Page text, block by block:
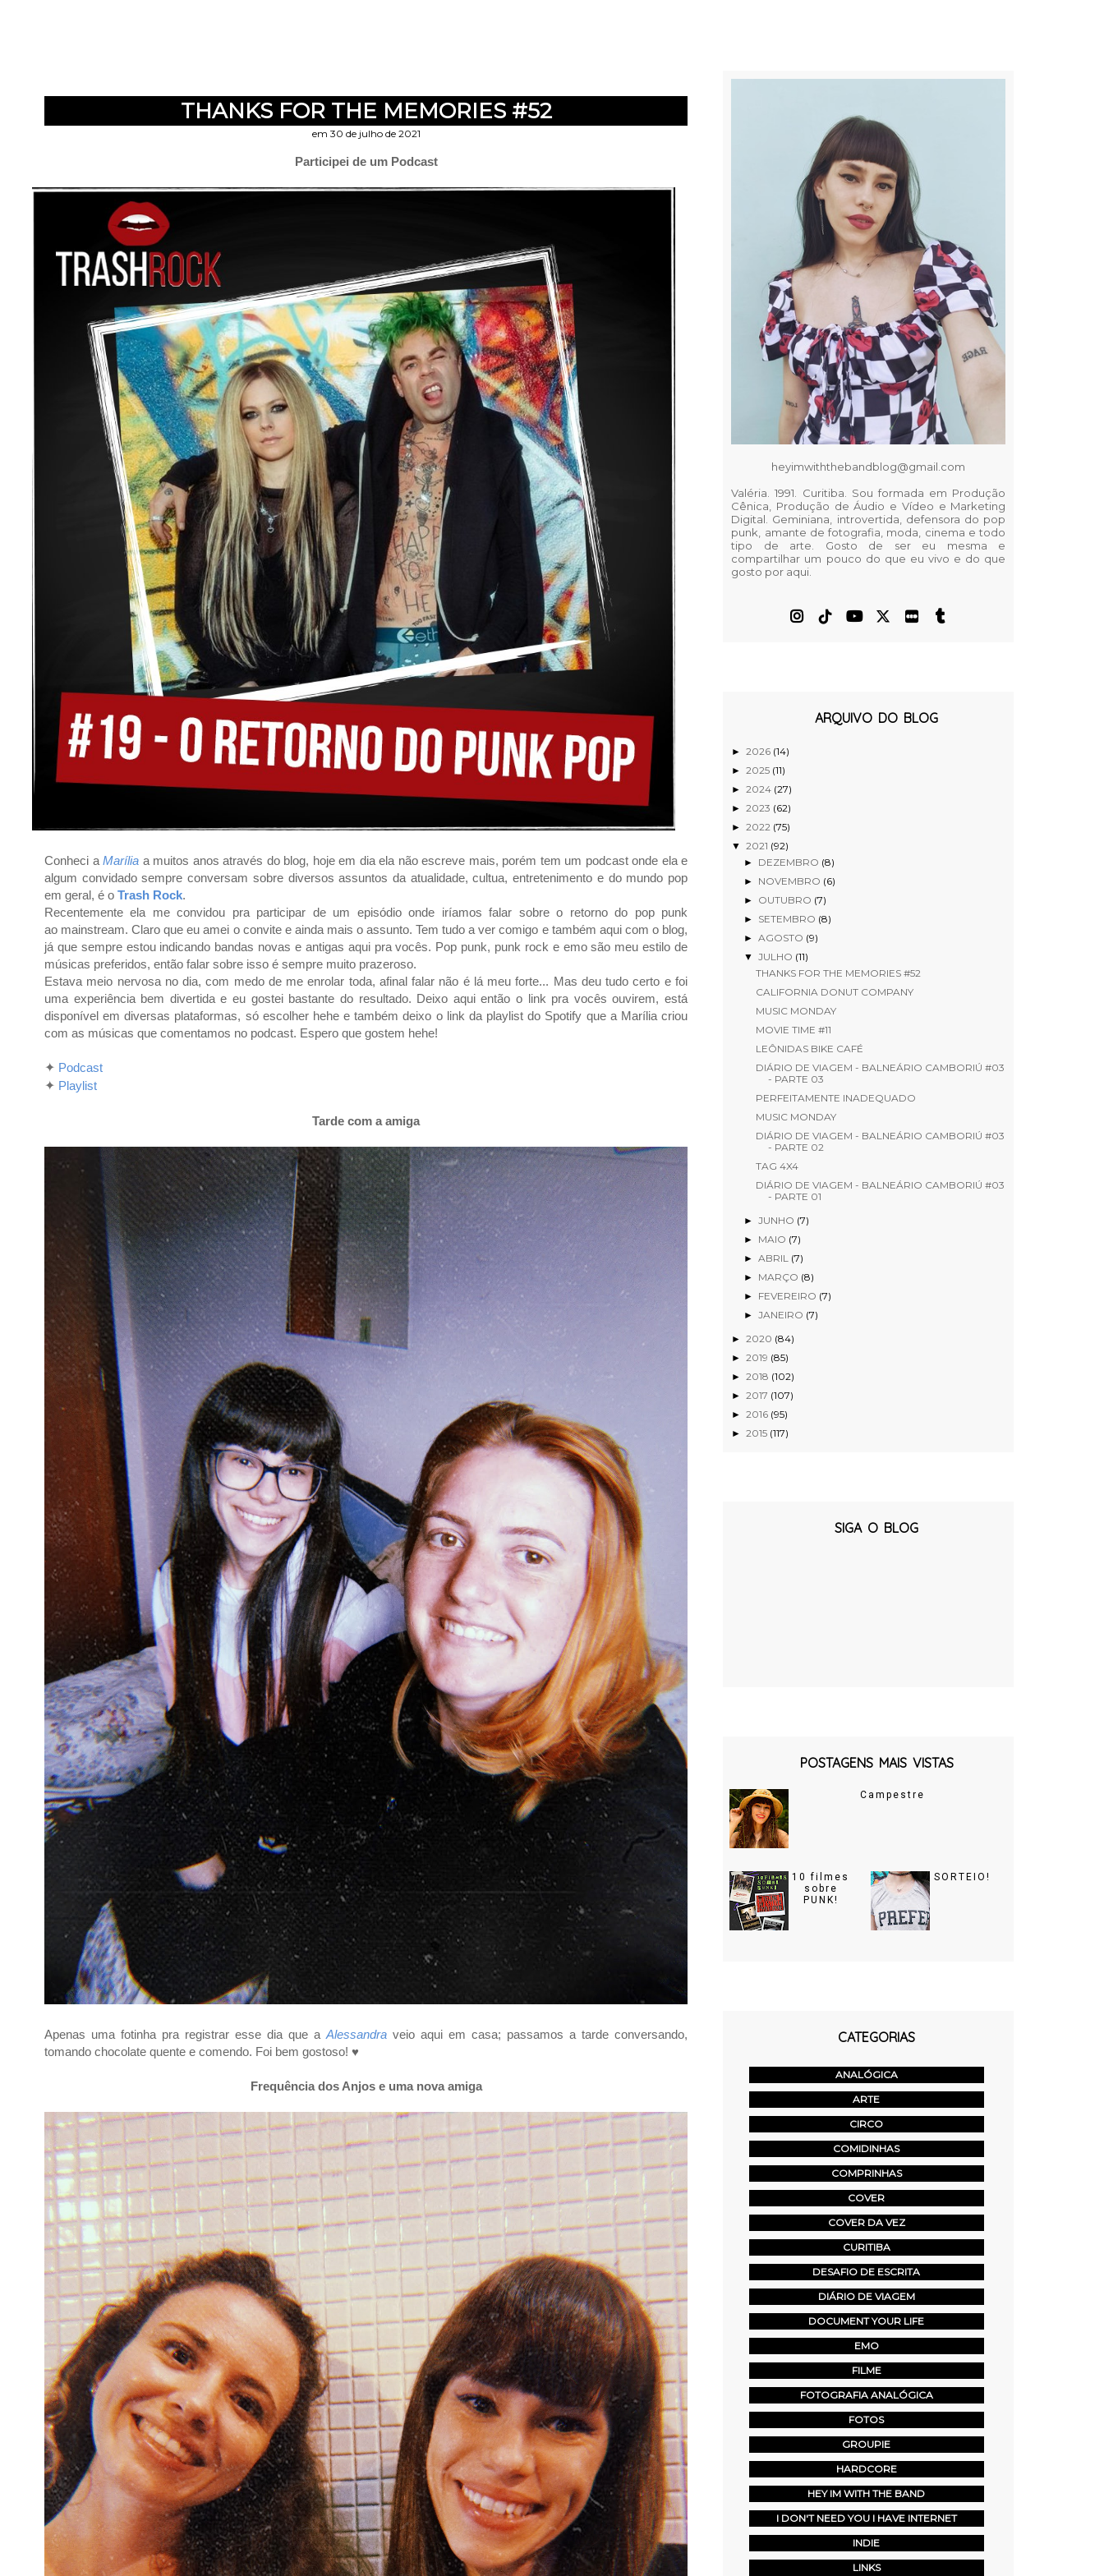
THANKS FOR THE MEMORIES #52
em 30 de julho de 2021
Participei de um Podcast
Conheci a Marília a muitos anos através do blog, hoje em dia ela não escreve mais, porém tem um podcast onde ela e
algum convidado sempre conversam sobre diversos assuntos da atualidade, cultua, entretenimento e do mundo pop
em geral, é o Trash Rock.
Recentemente ela me convidou pra participar de um episódio onde iríamos falar sobre o retorno do pop punk
ao mainstream. Claro que eu amei o convite e ainda mais o assunto. Tem tudo a ver comigo e também aqui com o blog,
já que sempre estou indicando bandas novas e antigas aqui pra vocês. Pop punk, punk rock e emo são meu estilo de
músicas preferidos, então falar sobre isso é sempre muito prazeroso.
Estava meio nervosa no dia, com medo de me enrolar toda, afinal falar não é lá meu forte... Mas deu tudo certo e foi
uma experiência bem divertida e eu gostei bastante do resultado. Deixo aqui então o link pra vocês ouvirem, está
disponível em diversas plataformas, só escolher hehe e também deixo o link da playlist do Spotify que a Marília criou
com as músicas que comentamos no podcast. Espero que gostem hehe!
✦ Podcast
✦ Playlist
Tarde com a amiga
Apenas uma fotinha pra registrar esse dia que a Alessandra veio aqui em casa; passamos a tarde conversando,
tomando chocolate quente e comendo. Foi bem gostoso! ♥
Frequência dos Anjos e uma nova amiga
heyimwiththebandblog@gmail.com
Valéria. 1991. Curitiba. Sou formada em Produção
Cênica, Produção de Áudio e Vídeo e Marketing
Digital. Geminiana, introvertida, defensora do pop
punk, amante de fotografia, moda, cinema e todo
tipo de arte. Gosto de ser eu mesma e
compartilhar um pouco do que eu vivo e do que
gosto por aqui.
ARQUIVO DO BLOG
►2026 (14)
►2025 (11)
►2024 (27)
►2023 (62)
►2022 (75)
▼2021 (92)
► DEZEMBRO (8)
► NOVEMBRO (6)
► OUTUBRO (7)
► SETEMBRO (8)
► AGOSTO (9)
▼ JULHO (11)
THANKS FOR THE MEMORIES #52
CALIFORNIA DONUT COMPANY
MUSIC MONDAY
MOVIE TIME #11
LEÔNIDAS BIKE CAFÉ
DIÁRIO DE VIAGEM - BALNEÁRIO CAMBORIÚ #03
- PARTE 03
PERFEITAMENTE INADEQUADO
MUSIC MONDAY
DIÁRIO DE VIAGEM - BALNEÁRIO CAMBORIÚ #03
- PARTE 02
TAG 4X4
DIÁRIO DE VIAGEM - BALNEÁRIO CAMBORIÚ #03
- PARTE 01
► JUNHO (7)
► MAIO (7)
► ABRIL (7)
► MARÇO (8)
► FEVEREIRO (7)
► JANEIRO (7)
►2020 (84)
►2019 (85)
►2018 (102)
►2017 (107)
►2016 (95)
►2015 (117)
SIGA O BLOG
POSTAGENS MAIS VISTAS
Campestre
10 filmes
sobre
PUNK!
SORTEIO!
CATEGORIAS
ANALÓGICA
ARTE
CIRCO
COMIDINHAS
COMPRINHAS
COVER
COVER DA VEZ
CURITIBA
DESAFIO DE ESCRITA
DIÁRIO DE VIAGEM
DOCUMENT YOUR LIFE
EMO
FILME
FOTOGRAFIA ANALÓGICA
FOTOS
GROUPIE
HARDCORE
HEY IM WITH THE BAND
I DON'T NEED YOU I HAVE INTERNET
INDIE
LINKS